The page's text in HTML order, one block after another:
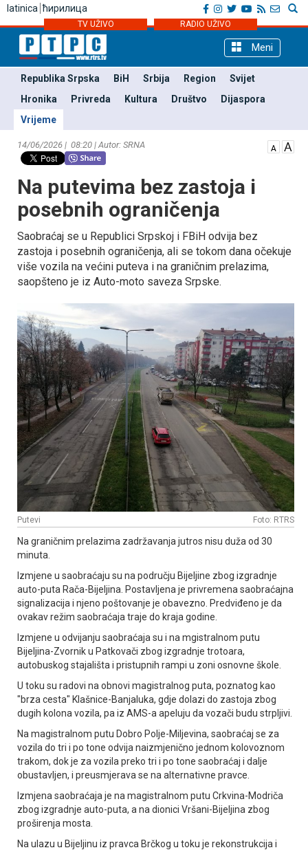
latinica ћирилица
TV UŽIVO RADIO UŽIVO
Meni
Republika Srpska BiH Srbija Region
Svijet
Hronika
Privreda Kultura Društvo
Dijaspora
Vrijeme
14/06/2026 | 08:20 | Autor: SRNA
Na putevima bez zastoja i
posebnih ograničenja
Saobraćaj se u Republici Srpskoj i FBiH odvija bez
zastoja i posebnih ograničenja, ali se tokom dana očekuje
više vozila na većini puteva i na graničnim prelazima,
saopšteno je iz Auto-moto saveza Srpske.
Putevi Foto: RTRS
Na graničnim prelazima zadržavanja jutros nisu duža od 30
minuta.
Izmjene u saobraćaju su na području Bijeljine zbog izgradnje
auto-puta Rača-Bijeljina. Postavljena je privremena saobraćajna
signalizacija i njeno poštovanje je obavezno. Predviđeno je da
ovakav režim saobraćaja traje do kraja godine.
Izmjene u odvijanju saobraćaja su i na mgistralnom putu
Bijeljina-Zvornik u Patkovači zbog izgradnje trotoara,
autobuskog stajališta i pristupnih rampi u zoni osnovne škole.
U toku su radovi na obnovi magistralnog puta, poznatog kao
"brza cesta" Klašnice-Banjaluka, gdje dolazi do zastoja zbog
dugih kolona vozila, pa iz AMS-a apeluju da vozači budu strpljivi.
Na magistralnom putu Dobro Polje-Miljevina, saobraćaj se za
vozila do tri i po tone odvija naizmjenično jednom kolovoznom
trakom, dok je za vozila preko tri i po tone saobraćaj i dalje
obustavljen, i preusmjerava se na alternativne pravce.
Izmjena saobraćaja je na magistralnom putu Crkvina-Modriča
zbog izgradnje auto-puta, a na dionici Vršani-Bijeljina zbog
proširenja mosta.
Na ulazu u Bijeljinu iz pravca Brčkog u toku je rekonstrukcija i